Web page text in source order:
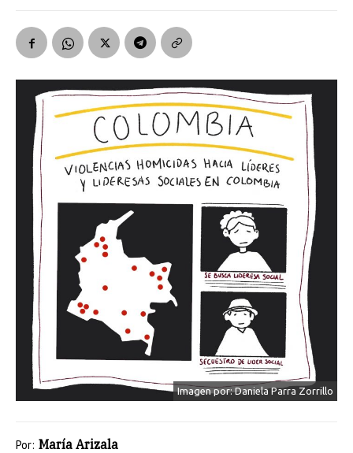
Imagen por: Daniela Parra Zorrillo
Por: María Arizala